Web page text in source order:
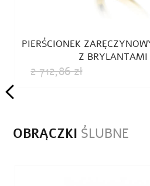
PIERŚCIONEK
Z BRYLANTAMI
2 712,86 zł
OBRĄCZKI ŚLUBNE